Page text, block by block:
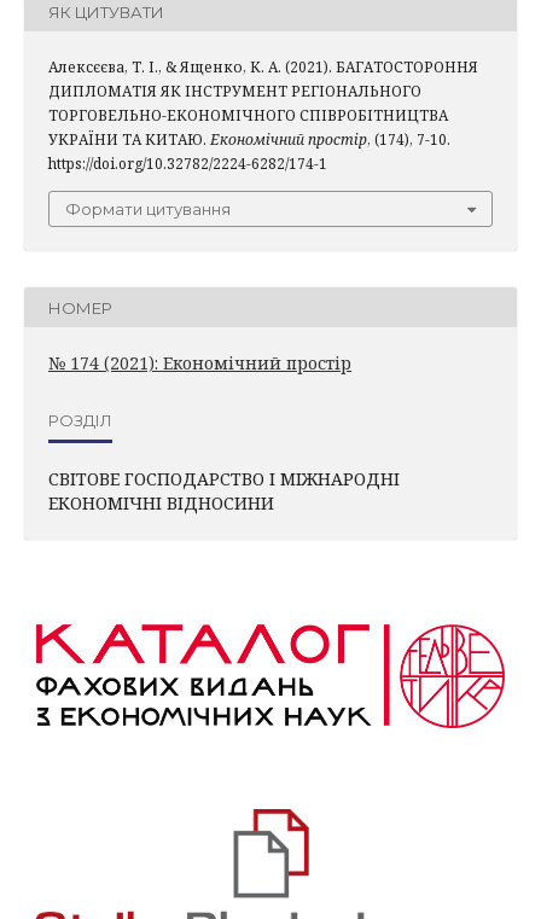
ЯК ЦИТУВАТИ
Алексєєва, Т. І., & Ященко, К. А. (2021). БАГАТОСТОРОННЯ
ДИПЛОМАТІЯ ЯК ІНСТРУМЕНТ РЕГІОНАЛЬНОГО
ТОРГОВЕЛЬНО-ЕКОНОМІЧНОГО СПІВРОБІТНИЦТВА
УКРАЇНИ ТА КИТАЮ. Економічний простір, (174), 7-10.
https://doi.org/10.32782/2224-6282/174-1
Формати цитування
НОМЕР
№ 174 (2021): Економічний простір
РОЗДІЛ
СВІТОВЕ ГОСПОДАРСТВО І МІЖНАРОДНІ
ЕКОНОМІЧНІ ВІДНОСИНИ